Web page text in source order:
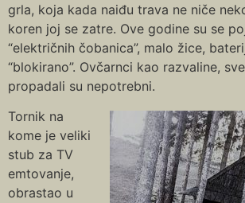
grla, koja kada naiđu trava ne niče
koren joj se zatre. Ove godine su se
“električnih čobanica”, malo žice,
“blokirano”. Ovčarnci kao razvaline,
propadali su nepotrebni.
Tornik na
kome je veliki
stub za TV
emtovanje,
obrastao u